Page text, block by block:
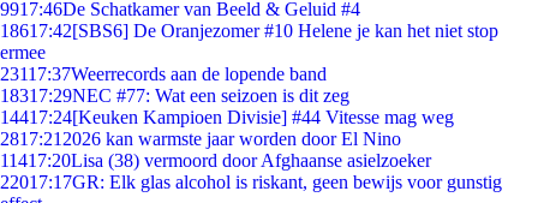
9917:46De Schatkamer van Beeld & Geluid #4
18617:42[SBS6] De Oranjezomer #10 Helene je kan het niet stop
ermee
23117:37Weerrecords aan de lopende band
18317:29NEC #77: Wat een seizoen is dit zeg
14417:24[Keuken Kampioen Divisie] #44 Vitesse mag weg
2817:21 2026 kan warmste jaar worden door El Nino
11417:20Lisa (38) vermoord door Afghaanse asielzoeker
22017:17GR: Elk glas alcohol is riskant, geen bewijs voor gunstig